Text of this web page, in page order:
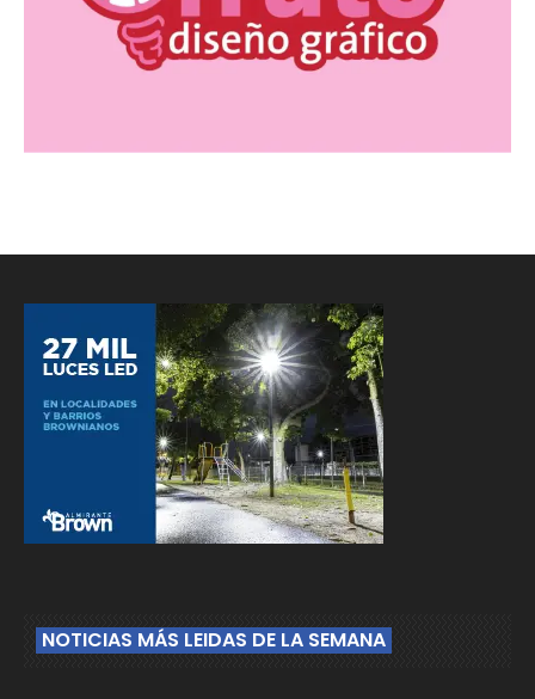
NOTICIAS MÁS LEIDAS DE LA SEMANA